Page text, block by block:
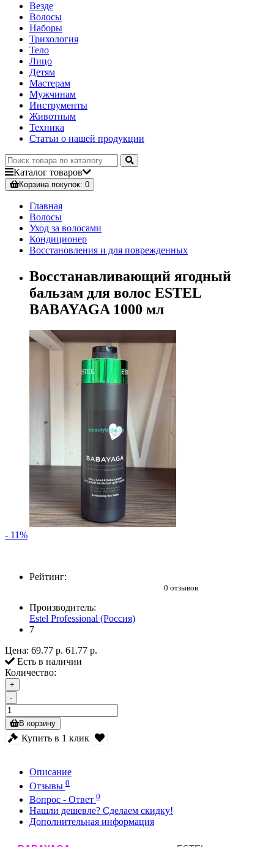
Везде
Волосы
Наборы
Трихология
Тело
Лицо
Детям
Мастерам
Мужчинам
Инструменты
Животным
Техника
Статьи о нашей продукции
Каталог товаров
Корзинапокупок: 0
Главная
Волосы
Уход за волосами
Кондиционер
Восстановления и для поврежденных
Восстанавливающий ягодный
бальзам для волос ESTEL
BABAYAGA 1000 мл
- 11%
Рейтинг:
0 отзывов
Производитель:
Estel Professional (Россия)
7
Цена: 69.77 р. 61.77 р.
Есть в наличии
Количество:
+
-
В корзину
Купить в 1 клик
Описание
Отзывы 0
Вопрос - Ответ 0
Нашли дешевле? Сделаем скидку!
Дополнительная информация